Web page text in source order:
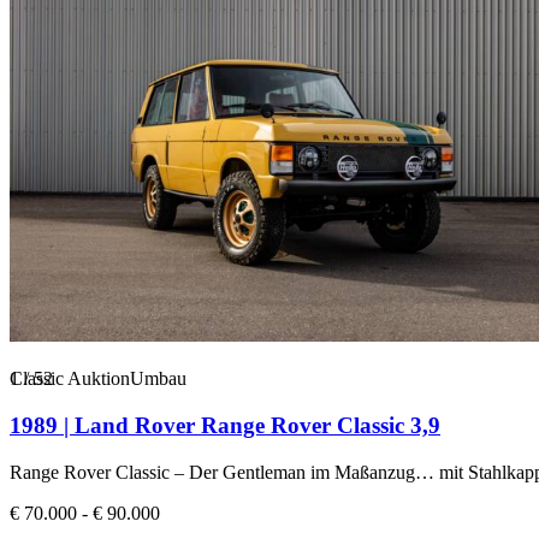
1/52
Classic AuktionUmbau
1989 | Land Rover Range Rover Classic 3,9
Range Rover Classic – Der Gentleman im Maßanzug… mit
€ 70.000 - € 90.000